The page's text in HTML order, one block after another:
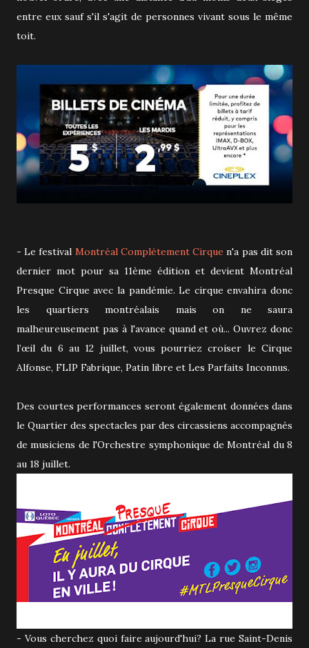
entre eux sauf s'il s'agit de personnes vivant sous le même
toit.
- Le festival Montréal Complètement Cirque n'a pas dit son
dernier mot pour sa 11ème édition et devient Montréal
Presque Cirque avec la pandémie. Le cirque envahira donc
les quartiers montréalais mais on ne saura
malheureusement pas à l'avance quand et où... Ouvrez donc
l’œil du 6 au 12 juillet, vous pourriez croiser le Cirque
Alfonse, FLIP Fabrique, Patin libre et Les Parfaits Inconnus.
Des courtes performances seront également données dans
le Quartier des spectacles par des circassiens accompagnés
de musiciens de l'Orchestre symphonique de Montréal du 8
au 18 juillet.
- Vous cherchez quoi faire aujourd'hui? La rue Saint-Denis